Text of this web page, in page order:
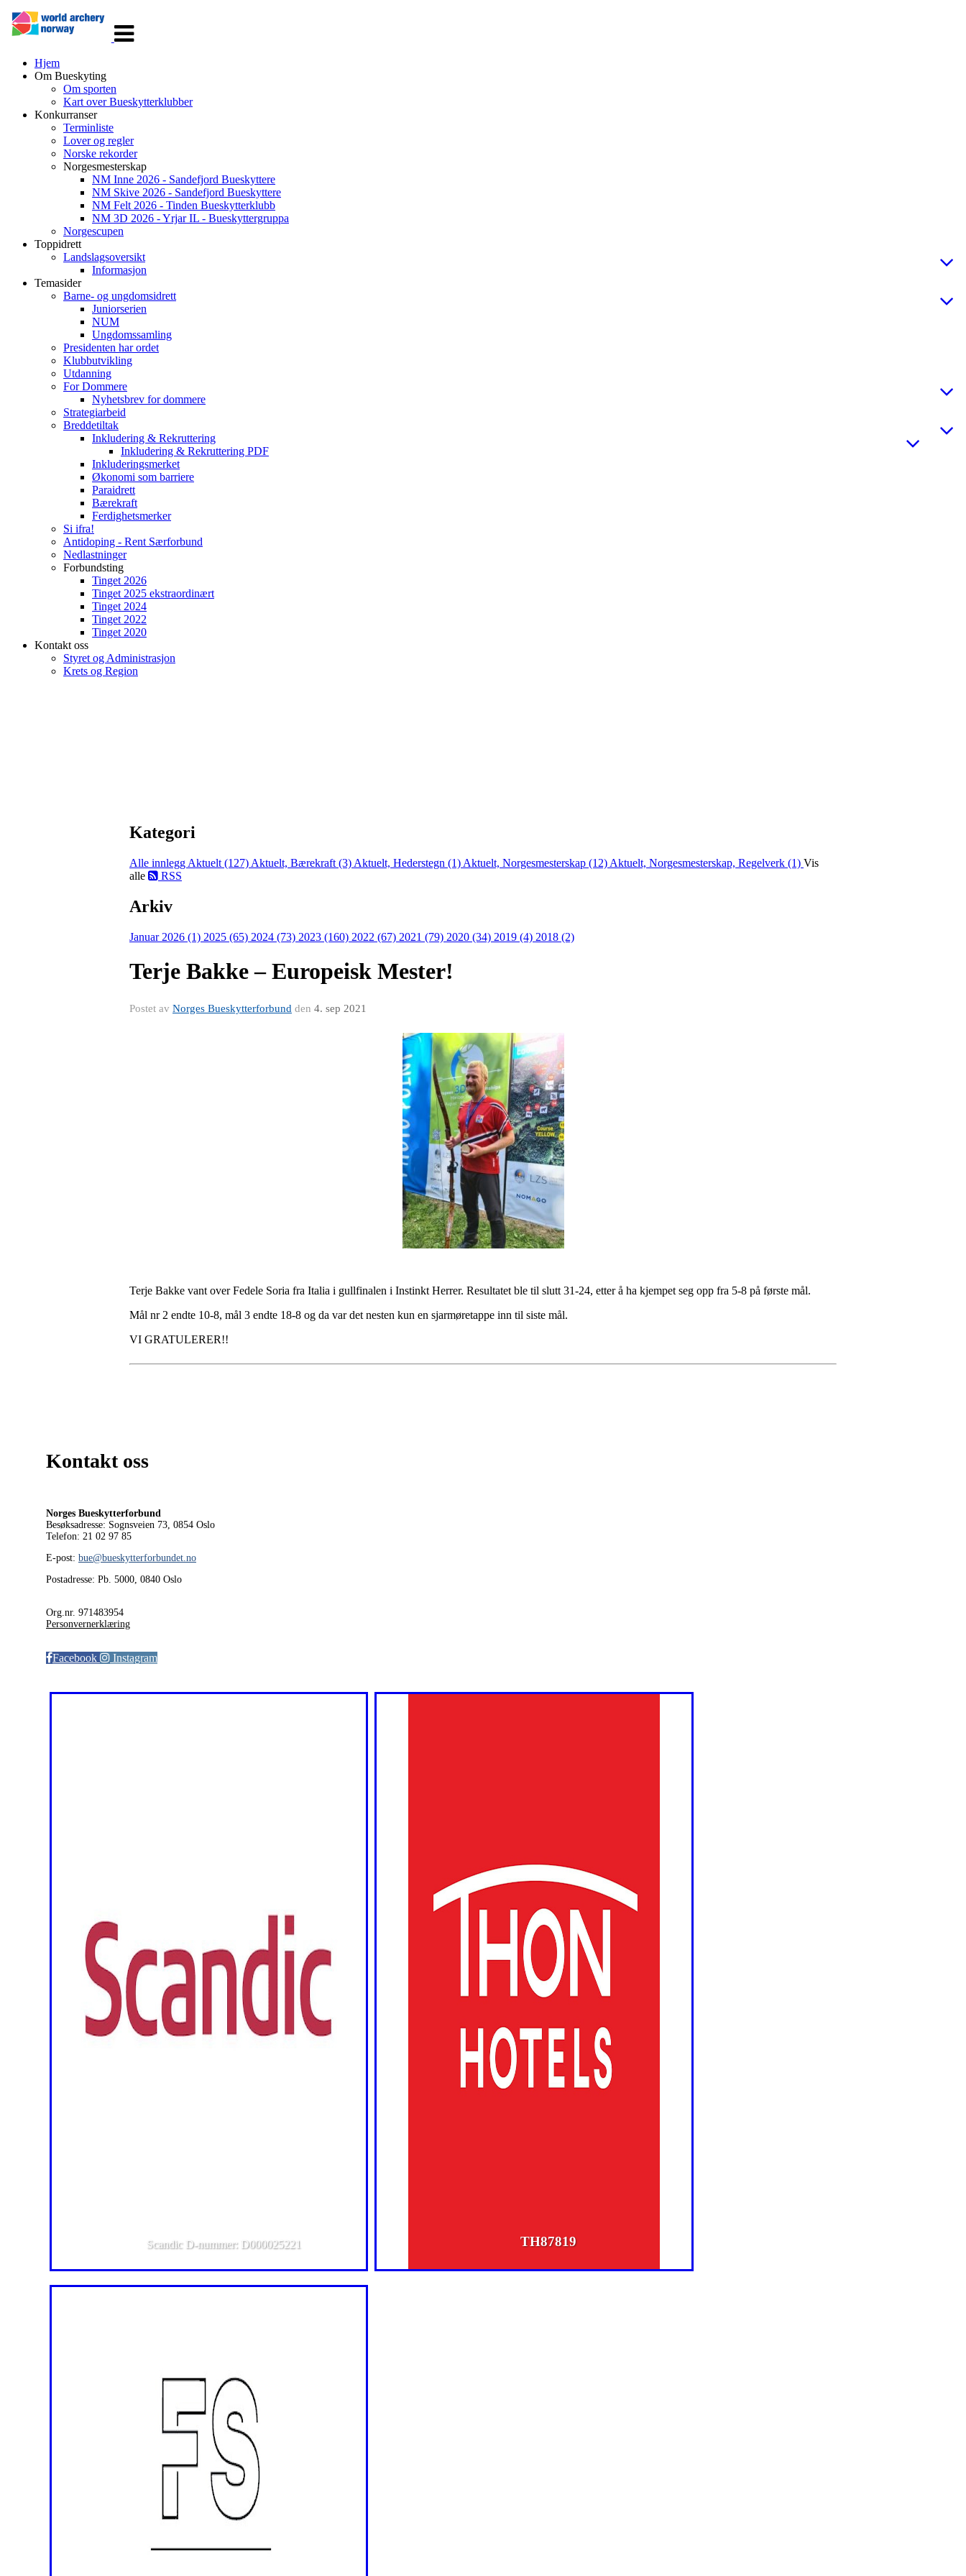
navigasjon
Hjem
Om Bueskyting
Om sporten
Kart over Bueskytterklubber
Konkurranser
Terminliste
Lover og regler
Norske rekorder
Norgesmesterskap
NM Inne 2026 - Sandefjord Bueskyttere
NM Skive 2026 - Sandefjord Bueskyttere
NM Felt 2026 - Tinden Bueskytterklubb
NM 3D 2026 - Yrjar IL - Bueskyttergruppa
Norgescupen
Toppidrett
Landslagsoversikt
Informasjon
Temasider
Barne- og ungdomsidrett
Juniorserien
NUM
Ungdomssamling
Presidenten har ordet
Klubbutvikling
Utdanning
For Dommere
Nyhetsbrev for dommere
Strategiarbeid
Breddetiltak
Inkludering & Rekruttering
Inkludering & Rekruttering PDF
Inkluderingsmerket
Økonomi som barriere
Paraidrett
Bærekraft
Ferdighetsmerker
Si ifra!
Antidoping - Rent Særforbund
Nedlastninger
Forbundsting
Tinget 2026
Tinget 2025 ekstraordinært
Tinget 2024
Tinget 2022
Tinget 2020
Kontakt oss
Styret og Administrasjon
Krets og Region
Kategori
Alle innlegg Aktuelt (127) Aktuelt, Bærekraft (3) Aktuelt, Hederstegn (1) Aktuelt, Norgesmesterskap (12) Aktuelt, Norgesmesterskap, Regelverk (1) Vis
alle
RSS
Arkiv
Januar 2026 (1) 2025 (65) 2024 (73) 2023 (160) 2022 (67) 2021 (79) 2020 (34) 2019 (4) 2018 (2)
Terje Bakke – Europeisk Mester!
Postet av Norges Bueskytterforbund den 4. sep 2021
Terje Bakke vant over Fedele Soria fra Italia i gullfinalen i Instinkt Herrer. Resultatet ble til slutt 31-24, etter å ha kjempet seg opp fra 5-8 på første mål.
Mål nr 2 endte 10-8, mål 3 endte 18-8 og da var det nesten kun en sjarmøretappe inn til siste mål.
VI GRATULERER!!
Kontakt oss
Norges Bueskytterforbund
Besøksadresse: Sognsveien 73, 0854 Oslo
Telefon: 21 02 97 85
E-post: bue@bueskytterforbundet.no
Postadresse: Pb. 5000, 0840 Oslo
Org.nr. 971483954
Personvernerklæring
Facebook Instagram
Scandic D-nummer: D000025221 TH87819